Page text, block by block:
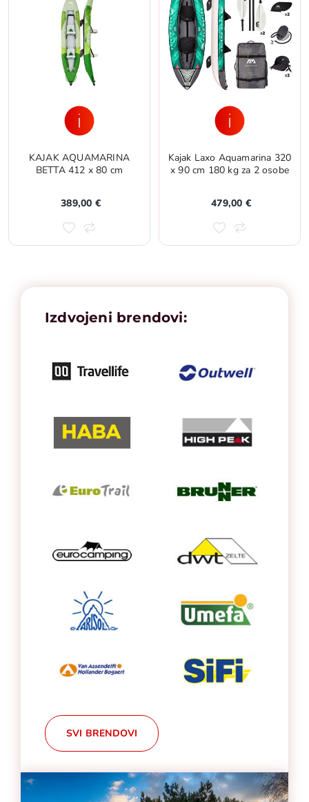
KAJAK AQUAMARINA
BETTA 412 x 80 cm
389,00 €
Kajak Laxo Aquamarina 320
x 90 cm 180 kg za 2 osobe
479,00 €
Izdvojeni brendovi:
SVI BRENDOVI